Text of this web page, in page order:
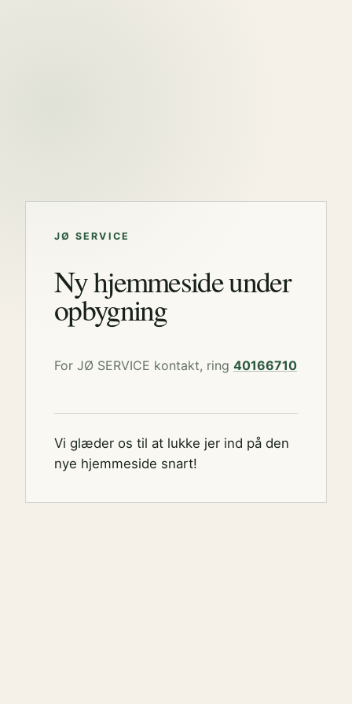
JØ SERVICE
Ny hjemmeside under
opbygning
For JØ SERVICE kontakt, ring 40166710
Vi glæder os til at lukke jer ind på den
nye hjemmeside snart!